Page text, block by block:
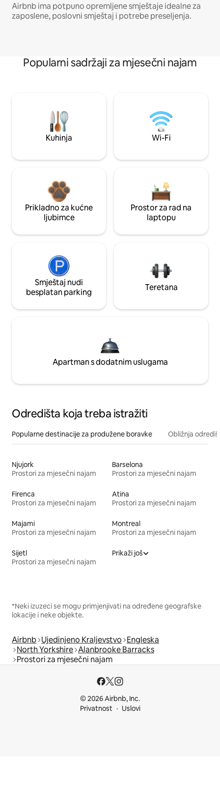
Airbnb ima potpuno opremljene smještaje idealne za
zaposlene, poslovni smještaj i potrebe preseljenja.
Popularni sadržaji za mjesečni najam
Kuhinja Wi-Fi
Prikladno za kućne
ljubimce
Prostor za rad na
laptopu
Smještaj nudi
besplatan parking
Teretana
Apartman s dodatnim uslugama
Odredišta koja treba istražiti
Popularne destinacije za produžene boravke Obližnja
Njujork
Prostori za mjesečni najam
Barselona
Prostori za mjesečni najam
Firenca
Prostori za mjesečni najam
Atina
Prostori za mjesečni najam
Majami
Prostori za mjesečni najam
Montreal
Prostori za mjesečni najam
Sijetl
Prostori za mjesečni najam
Prikaži još
*Neki izuzeci se mogu primjenjivati na određene geografske
lokacije i neke objekte.
Airbnb Ujedinjeno Kraljevstvo Engleska
North Yorkshire Alanbrooke Barracks
Prostori za mjesečni najam
© 2026 Airbnb, Inc.
Privatnost
Uslovi